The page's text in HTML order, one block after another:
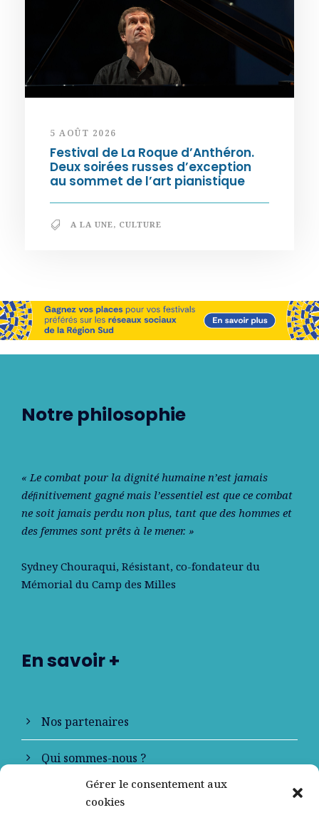
Gérer le consentement aux
cookies
5 AOÛT 2026
Festival de La Roque d’Anthéron.
Deux soirées russes d’exception
au sommet de l’art pianistique
A LA UNE, CULTURE
Notre philosophie
« Le combat pour la dignité humaine n’est jamais
déﬁnitivement gagné mais l’essentiel est que ce combat
ne soit jamais perdu non plus, tant que des hommes et
des femmes sont prêts à le mener. »
Sydney Chouraqui, Résistant, co-fondateur du
Mémorial du Camp des Milles
En savoir +
Nos partenaires
Qui sommes-nous ?
Contactez-nous